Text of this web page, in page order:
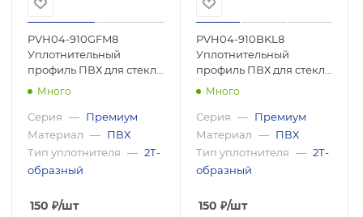
PVH04-910GFM8
Уплотнительный
профиль ПВХ для стекла
8 мм, 2500мм 8
Много
Серия — Премиум
Материал — ПВХ
Тип уплотнителя — 2Т-
образный
150 ₽/шт
PVH04-910BKL8
Уплотнительный
профиль ПВХ для стекла
8 мм, 2500мм
Много
Серия — Премиум
Материал — ПВХ
Тип уплотнителя — 2Т-
образный
150 ₽/шт